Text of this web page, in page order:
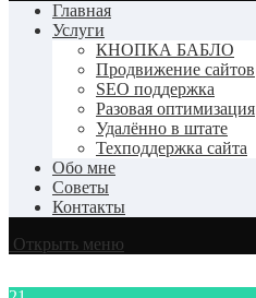
Главная
Услуги
КНОПКА БАБЛО
Продвижение сайтов
SEO поддержка
Разовая оптимизация
Удалённо в штате
Техподдержка сайта
Обо мне
Советы
Контакты
Открыть меню